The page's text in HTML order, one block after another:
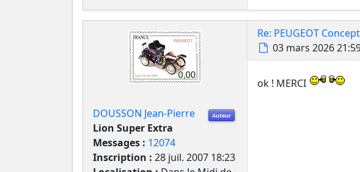
Auteur
DOUSSON Jean-Pierre
Lion Super Extra
Messages : 12074
Inscription : 28 juil. 2007 18:23
Re: PEUGEOT
Message
03 mars 2026
ok ! MERCI